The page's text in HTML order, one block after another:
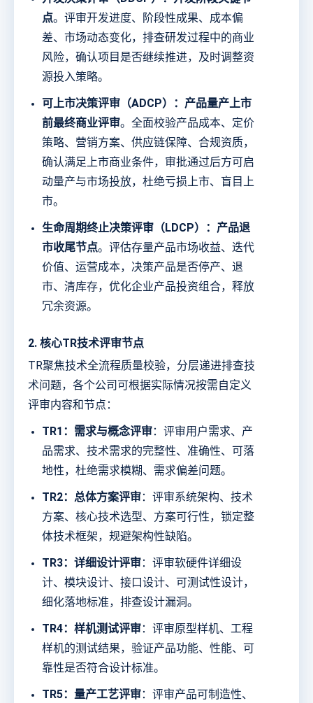
点。评审开发进度、阶段性成果、成本偏
差、市场动态变化，排查研发过程中的商业
风险，确认项目是否继续推进，及时调整资
源投入策略。
可上市决策评审（ADCP）：产品量产上市
前最终商业评审。全面校验产品成本、定价
策略、营销方案、供应链保障、合规资质，
确认满足上市商业条件，审批通过后方可启
动量产与市场投放，杜绝亏损上市、盲目上
市。
生命周期终止决策评审（LDCP）：产品退
市收尾节点。评估存量产品市场收益、迭代
价值、运营成本，决策产品是否停产、退
市、清库存，优化企业产品投资组合，释放
冗余资源。
2. 核心TR技术评审节点
TR聚焦技术全流程质量校验，分层递进排查技
术问题，各个公司可根据实际情况按需自定义
评审内容和节点：
TR1：需求与概念评审：评审用户需求、产
品需求、技术需求的完整性、准确性、可落
地性，杜绝需求模糊、需求偏差问题。
TR2：总体方案评审：评审系统架构、技术
方案、核心技术选型、方案可行性，锁定整
体技术框架，规避架构性缺陷。
TR3：详细设计评审：评审软硬件详细设
计、模块设计、接口设计、可测试性设计，
细化落地标准，排查设计漏洞。
TR4：样机测试评审：评审原型样机、工程
样机的测试结果，验证产品功能、性能、可
靠性是否符合设计标准。
TR5：量产工艺评审：评审产品可制造性、